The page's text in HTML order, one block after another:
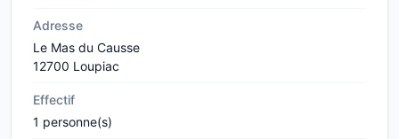
Adresse
Le Mas du Causse
12700 Loupiac
Effectif
1 personne(s)